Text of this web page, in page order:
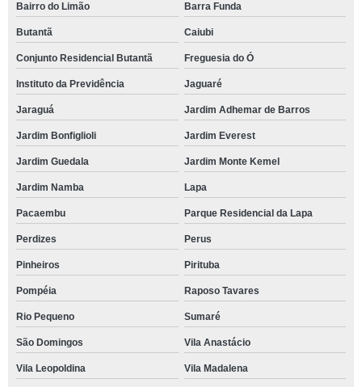
Bairro do Limão Barra Funda
Butantã Caiubi
Conjunto Residencial Butantã Freguesia do Ó
Instituto da Previdência Jaguaré
Jaraguá Jardim Adhemar de Barros
Jardim Bonfiglioli Jardim Everest
Jardim Guedala Jardim Monte Kemel
Jardim Namba Lapa
Pacaembu Parque Residencial da Lapa
Perdizes Perus
Pinheiros Pirituba
Pompéia Raposo Tavares
Rio Pequeno Sumaré
São Domingos Vila Anastácio
Vila Leopoldina Vila Madalena